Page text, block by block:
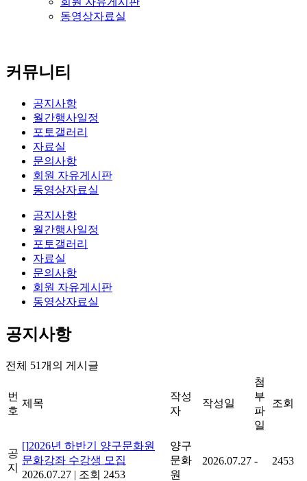
동영상자료실
커뮤니티
공지사항
월간행사일정
포토갤러리
자료실
문의사항
회원 자유게시판
동영상자료실
공지사항
월간행사일정
포토갤러리
자료실
문의사항
회원 자유게시판
동영상자료실
공지사항
전체 51개의 게시글
번
호
제목
작성
자
작성일
첨
부
파
일
조회
공
지
[]2026년 하반기 양구문화원
문화강좌 수강생 모집
2026.07.27 | 조회 2453
양구
문화
원
2026.07.27 - 2453